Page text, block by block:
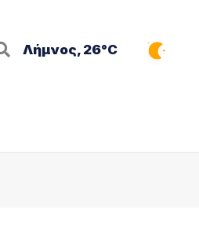
Λήμνος, 26°C